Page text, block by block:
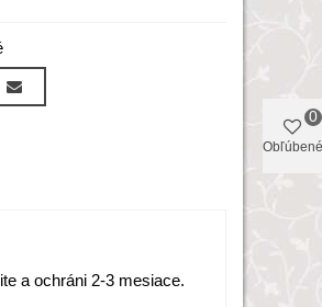
a ochráni 2-3 mesiace.
Obľúbené
0